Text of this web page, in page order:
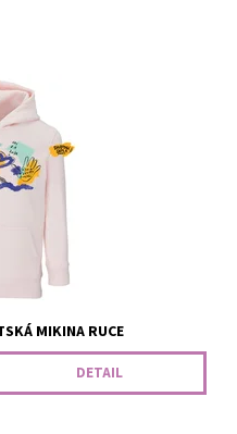
MIKINA RUCE
DETAIL